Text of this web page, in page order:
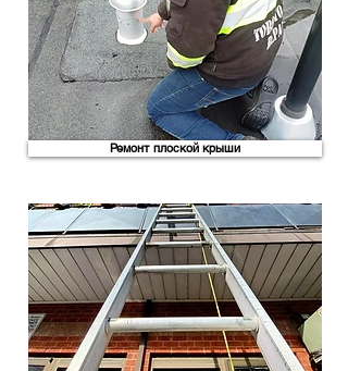
Ремонт плоской крыши